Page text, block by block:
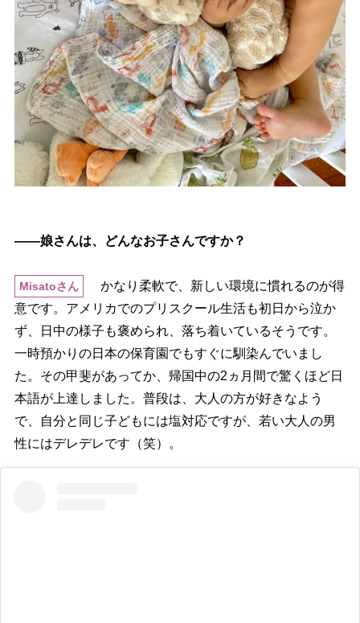
――娘さんは、どんなお子さんですか？
Misatoさん
かなり柔軟で、新しい環境に慣れるのが得
意です。アメリカでのプリスクール生活も初日から泣か
ず、日中の様子も褒められ、落ち着いているそうです。
一時預かりの日本の保育園でもすぐに馴染んでいまし
た。その甲斐があってか、帰国中の2ヵ月間で驚くほど日
本語が上達しました。普段は、大人の方が好きなよう
で、自分と同じ子どもには塩対応ですが、若い大人の男
性にはデレデレです（笑）。